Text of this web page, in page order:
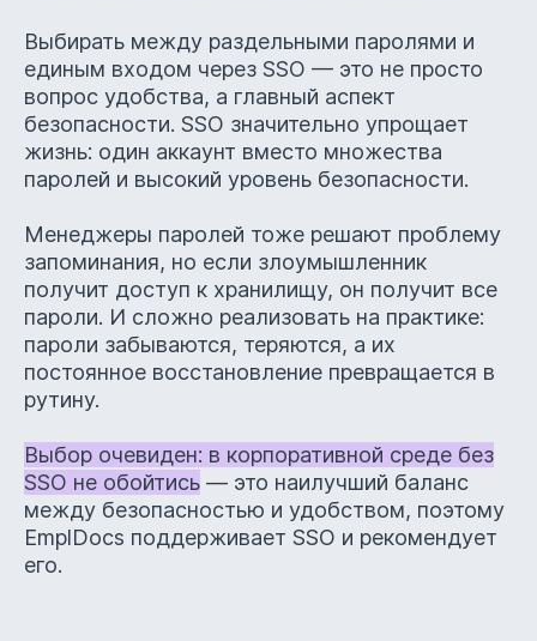
Выбирать между раздельными паролями и
единым входом через SSO — это не просто
вопрос удобства, а главный аспект
безопасности. SSO значительно упрощает
жизнь: один аккаунт вместо множества
паролей и высокий уровень безопасности.
Менеджеры паролей тоже решают проблему
запоминания, но если злоумышленник
получит доступ к хранилищу, он получит все
пароли. И сложно реализовать на практике:
пароли забываются, теряются, а их
постоянное восстановление превращается в
рутину.
Выбор очевиден: в корпоративной среде без
SSO не обойтись — это наилучший баланс
между безопасностью и удобством, поэтому
EmplDocs поддерживает SSO и рекомендует
его.